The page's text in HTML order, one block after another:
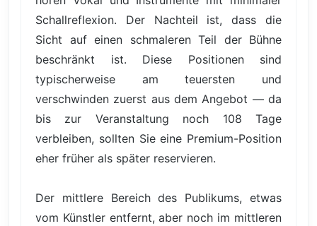
Schallreflexion. Der Nachteil ist, dass die
Sicht auf einen schmaleren Teil der Bühne
beschränkt ist. Diese Positionen sind
typischerweise am teuersten und
verschwinden zuerst aus dem Angebot — da
bis zur Veranstaltung noch 108 Tage
verbleiben, sollten Sie eine Premium-Position
eher früher als später reservieren.
Der mittlere Bereich des Publikums, etwas
vom Künstler entfernt, aber noch im mittleren